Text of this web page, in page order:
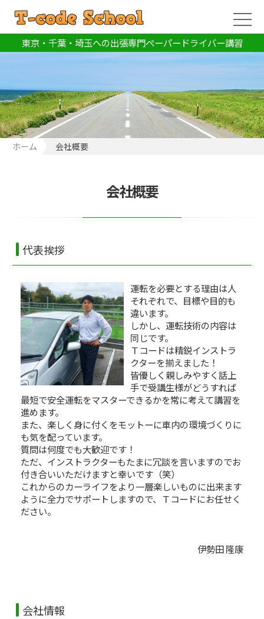
東京・千葉・埼玉への出張専門ペーパードライバー講習
ホーム 会社概要
会社概要
代表挨拶
運転を必要とする理由は人
それぞれで、目標や目的も
違います。
しかし、運転技術の内容は
同じです。
Ｔコードは精鋭インストラ
クターを揃えました！
皆優しく親しみやすく話上
手で受講生様がどうすれば
最短で安全運転をマスターできるかを常に考えて講習を
進めます。
また、楽しく身に付くをモットーに車内の環境づくりに
も気を配っています。
質問は何度でも大歓迎です！
ただ、インストラクターもたまに冗談を言いますのでお
付き合いいただけますと幸いです（笑）
これからのカーライフをより一層楽しいものに出来ます
ように全力でサポートしますので、Ｔコードにお任せく
ださい。
伊勢田 隆康
会社情報